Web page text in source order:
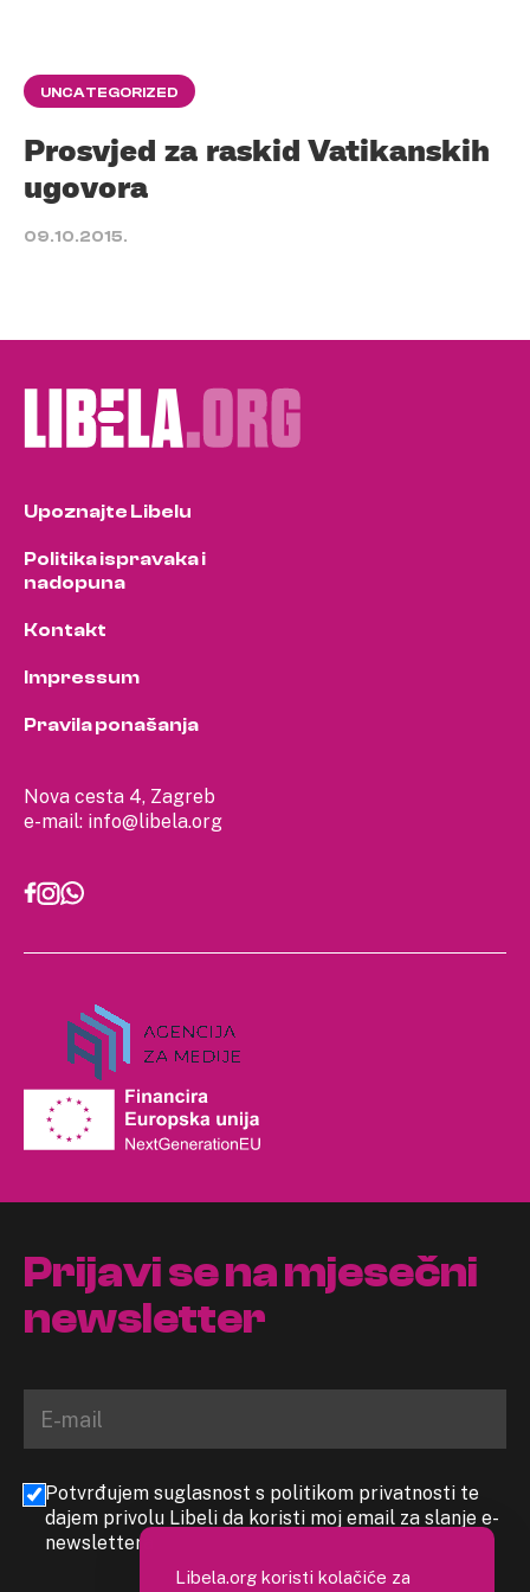
UNCATEGORIZED
Prosvjed za raskid Vatikanskih
ugovora
09.10.2015.
Nova cesta 4, Zagreb
e-mail: info@libela.org
Upoznajte Libelu
Politika ispravaka i
nadopuna
Kontakt
Impressum
Pravila ponašanja
Prijavi se na mjesečni
newsletter
Potvrđujem suglasnost s politikom privatnosti te
dajem privolu Libeli da koristi moj email za slanje e-
newslettera
Libela.org koristi kolačiće za